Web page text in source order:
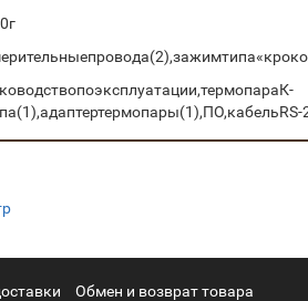
Обмен и возврат товара